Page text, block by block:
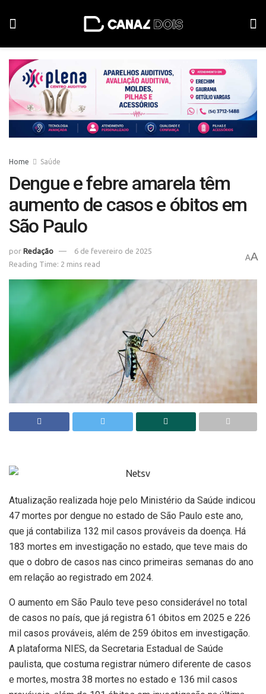
Home Saúde
Dengue e febre amarela têm
aumento de casos e óbitos em
São Paulo
por Redação
6 de fevereiro de 2025
Reading Time: 2 mins read
AA
Atualização realizada hoje pelo Ministério da Saúde indicou
47 mortes por dengue no estado de São Paulo este ano,
que já contabiliza 132 mil casos prováveis da doença. Há
183 mortes em investigação no estado, que teve mais do
que o dobro de casos nas cinco primeiras semanas do ano
em relação ao registrado em 2024.
O aumento em São Paulo teve peso considerável no total
de casos no país, que já registra 61 óbitos em 2025 e 226
mil casos prováveis, além de 259 óbitos em investigação.
A plataforma NIES, da Secretaria Estadual de Saúde
paulista, que costuma registrar número diferente de casos
e mortes, mostra 38 mortes no estado e 136 mil casos